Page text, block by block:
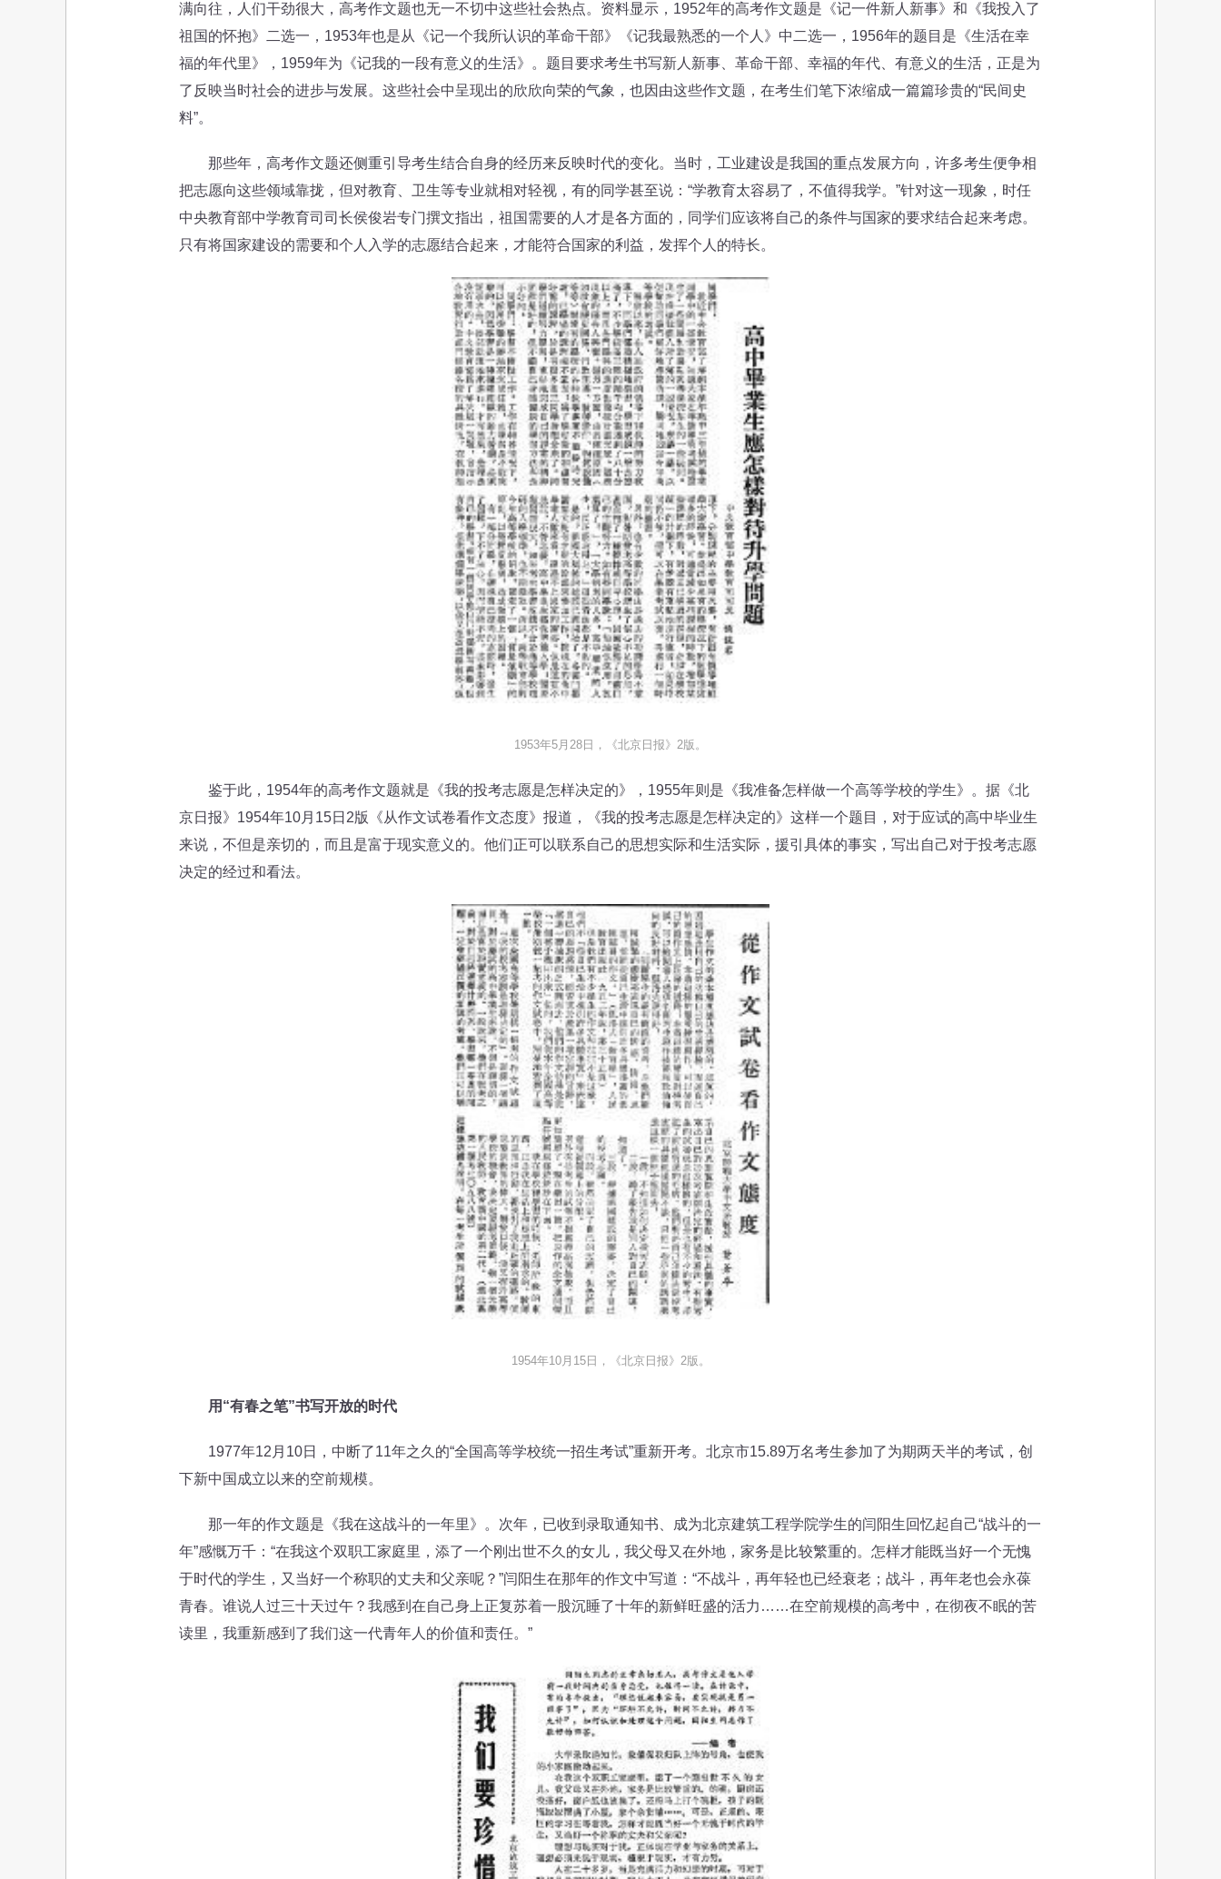
满向往，人们干劲很大，高考作文题也无一不切中这些社会热点。资料显示，1952年的高考作文题是《记一件新人新事》和《我投入了
祖国的怀抱》二选一，1953年也是从《记一个我所认识的革命干部》《记我最熟悉的一个人》中二选一，1956年的题目是《生活在幸
福的年代里》，1959年为《记我的一段有意义的生活》。题目要求考生书写新人新事、革命干部、幸福的年代、有意义的生活，正是为
了反映当时社会的进步与发展。这些社会中呈现出的欣欣向荣的气象，也因由这些作文题，在考生们笔下浓缩成一篇篇珍贵的“民间史
料”。
那些年，高考作文题还侧重引导考生结合自身的经历来反映时代的变化。当时，工业建设是我国的重点发展方向，许多考生便争相
把志愿向这些领域靠拢，但对教育、卫生等专业就相对轻视，有的同学甚至说：“学教育太容易了，不值得我学。”针对这一现象，时任
中央教育部中学教育司司长侯俊岩专门撰文指出，祖国需要的人才是各方面的，同学们应该将自己的条件与国家的要求结合起来考虑。
只有将国家建设的需要和个人入学的志愿结合起来，才能符合国家的利益，发挥个人的特长。
1953年5月28日，《北京日报》2版。
鉴于此，1954年的高考作文题就是《我的投考志愿是怎样决定的》，1955年则是《我准备怎样做一个高等学校的学生》。据《北
京日报》1954年10月15日2版《从作文试卷看作文态度》报道，《我的投考志愿是怎样决定的》这样一个题目，对于应试的高中毕业生
来说，不但是亲切的，而且是富于现实意义的。他们正可以联系自己的思想实际和生活实际，援引具体的事实，写出自己对于投考志愿
决定的经过和看法。
1954年10月15日，《北京日报》2版。
用“有春之笔”书写开放的时代
1977年12月10日，中断了11年之久的“全国高等学校统一招生考试”重新开考。北京市15.89万名考生参加了为期两天半的考试，创
下新中国成立以来的空前规模。
那一年的作文题是《我在这战斗的一年里》。次年，已收到录取通知书、成为北京建筑工程学院学生的闫阳生回忆起自己“战斗的一
年”感慨万千：“在我这个双职工家庭里，添了一个刚出世不久的女儿，我父母又在外地，家务是比较繁重的。怎样才能既当好一个无愧
于时代的学生，又当好一个称职的丈夫和父亲呢？”闫阳生在那年的作文中写道：“不战斗，再年轻也已经衰老；战斗，再年老也会永葆
青春。谁说人过三十天过午？我感到在自己身上正复苏着一股沉睡了十年的新鲜旺盛的活力……在空前规模的高考中，在彻夜不眠的苦
读里，我重新感到了我们这一代青年人的价值和责任。”